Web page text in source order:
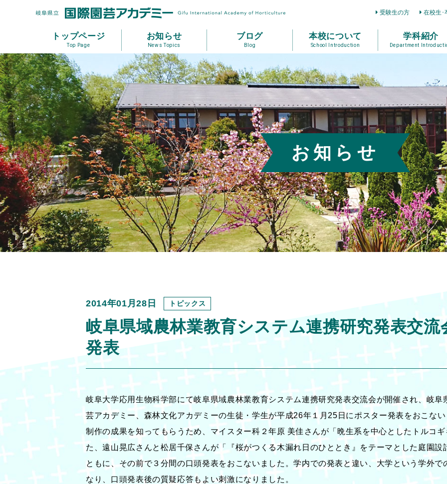
受験生の方 在校生･
トップページ
Top Page
お知らせ
News Topics
ブログ
Blog
本校について
School Introduction
学科紹介
Department
お知らせ
2014年01月28日 トピックス
岐阜県域農林業教育システム連携研究発表交
発表
岐阜大学応用生物科学部にて岐阜県域農林業教育システム連携研究発表交流会が開催され、岐
芸アカデミー、森林文化アカデミーの生徒・学生が平成26年１月25日にポスター発表をおこな
制作の成果を知ってもらうため、マイスター科２年原 美佳さんが「晩生系を中心としたトルコ
た、遠山晃広さんと松居千保さんが「『桜がつくる木漏れ日のひととき』をテーマとした庭園
ともに、その前で３分間の口頭発表をおこないました。学内での発表と違い、大学という学外
なり、口頭発表後の質疑応答もよい刺激になりました。